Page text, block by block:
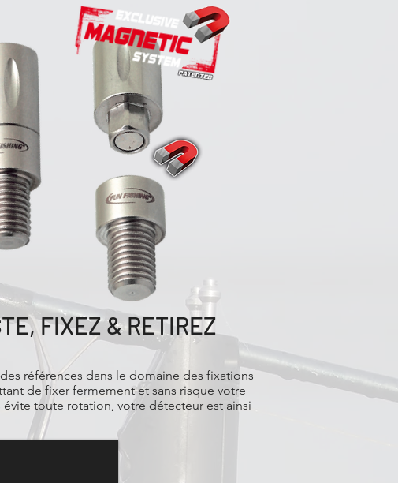
FIXEZ & RETIREZ
références dans le domaine des fixations
de fixer fermement et sans risque votre
toute rotation, votre détecteur est ainsi